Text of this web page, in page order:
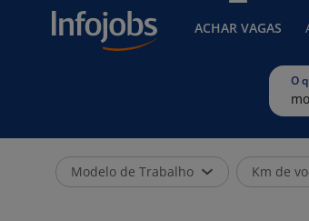
ACHAR VAGAS
O
Modelo de Trabalho Km de